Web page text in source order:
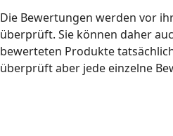
Die Bewertungen werden vor
überprüft. Sie können daher
bewerteten Produkte
überprüft aber jede einzelne